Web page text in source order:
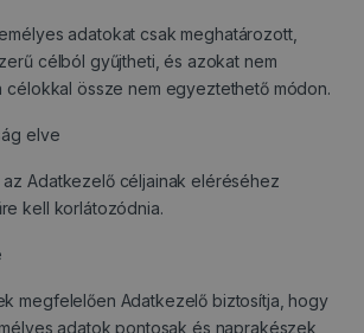
adatokat csak meghatározott,
célból gyűjtheti, és azokat nem
össze nem egyeztethető módon.
elve
Adatkezelő céljainak eléréséhez
kell korlátozódnia.
megfelelően Adatkezelő biztosítja, hogy
adatok pontosak és naprakészek